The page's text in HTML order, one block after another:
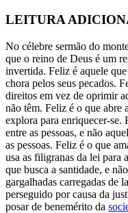
LEITURA
No célebre sermão do
que o reino de Deus é um
invertida. Feliz é aquele
chora pelos seus pecados.
direitos em vez de oprimir
não têm. Feliz é o que abre
explora para enriquecer-se.
entre as pessoas, e não
as pessoas. Feliz é o que
usa as filigranas da lei para
que busca a santidade, e
gargalhadas carregadas de
perseguido por causa da
posar de benemérito da